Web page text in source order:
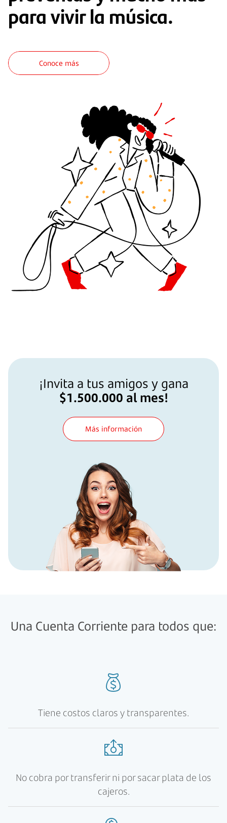
para vivir la música.
Conoce más
¡Invita a tus amigos y gana
$1.500.000 al mes!
Más información
Una Cuenta Corriente para todos que:
Tiene costos claros y transparentes.
No cobra por transferir ni por sacar plata de los
cajeros.